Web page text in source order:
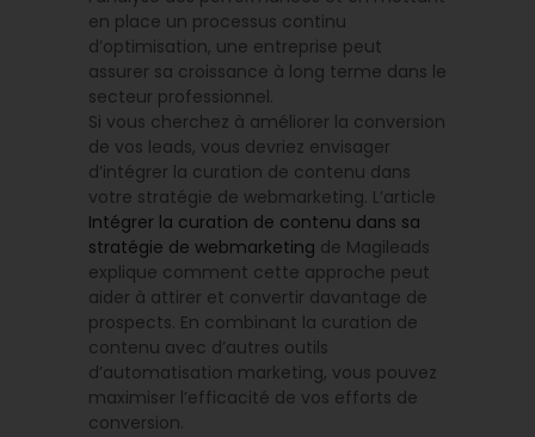
en place un processus continu
d’optimisation, une entreprise peut
assurer sa croissance à long terme dans le
secteur professionnel.
Si vous cherchez à améliorer la conversion
de vos leads, vous devriez envisager
d’intégrer la curation de contenu dans
votre stratégie de webmarketing. L’article
Intégrer la curation de contenu dans sa
stratégie de webmarketing de Magileads
explique comment cette approche peut
aider à attirer et convertir davantage de
prospects. En combinant la curation de
contenu avec d’autres outils
d’automatisation marketing, vous pouvez
maximiser l’efficacité de vos efforts de
conversion.